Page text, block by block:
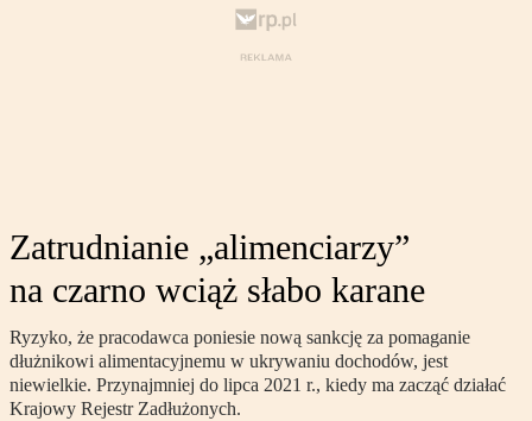
Zatrudnianie „alimenciarzy”
na czarno wciąż słabo karane
Ryzyko, że pracodawca poniesie nową sankcję za pomaganie
dłużnikowi alimentacyjnemu w ukrywaniu dochodów, jest
niewielkie. Przynajmniej do lipca 2021 r., kiedy ma zacząć działać
Krajowy Rejestr Zadłużonych.